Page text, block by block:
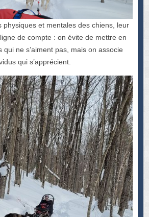
physiques et mentales des chiens, leur
de compte : on évite de mettre en
qui ne s’aiment pas, mais on associe
qui s’apprécient.